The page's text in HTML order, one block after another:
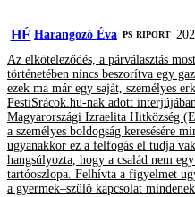
HÉ Harangozó Éva ‎PS RIPORT
Az elköteleződés, a párválasztás
történetében nincs beszorítva egy
ezek ma már egy saját, személyes
PestiSrácok.hu-nak adott
Magyarországi Izraelita Hitközség
a személyes boldogság keresésére
ugyanakkor ez a felfogás el tudja
hangsúlyozta, hogy a család nem
tartóoszlopa. Felhívta a figyelmet
a gyermek–szülő kapcsolat